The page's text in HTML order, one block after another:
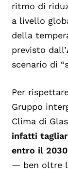
ritmo di
a livello
della
previsto dall’
scenario di
Per
Gruppo
Clima di
infatti
entro il 2030
— ben oltre